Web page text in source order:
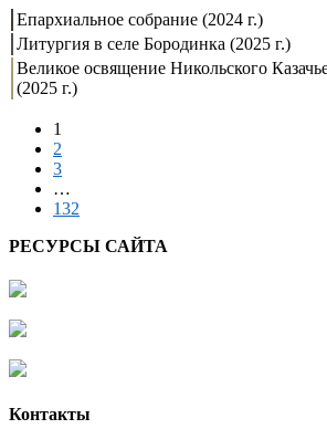
Епархиальное собрание (2024 г.)
Литургия в селе Бородинка (2025 г.)
Великое освящение Никольского
(2025 г.)
1
2
3
…
132
РЕСУРСЫ САЙТА
Контакты